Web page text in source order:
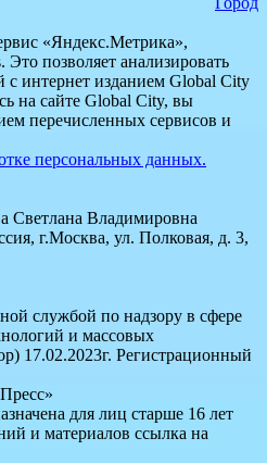
«Яндекс.Метрика»,
позволяет анализировать
с интернет изданием Global City
на сайте Global City, вы
перечисленных сервисов и
персональных данных.
Светлана Владимировна
г.Москва, ул. Полковая, д. 3,
службой по надзору в сфере
и массовых
17.02.2023г. Регистрационный
для лиц старше 16 лет
и материалов ссылка на